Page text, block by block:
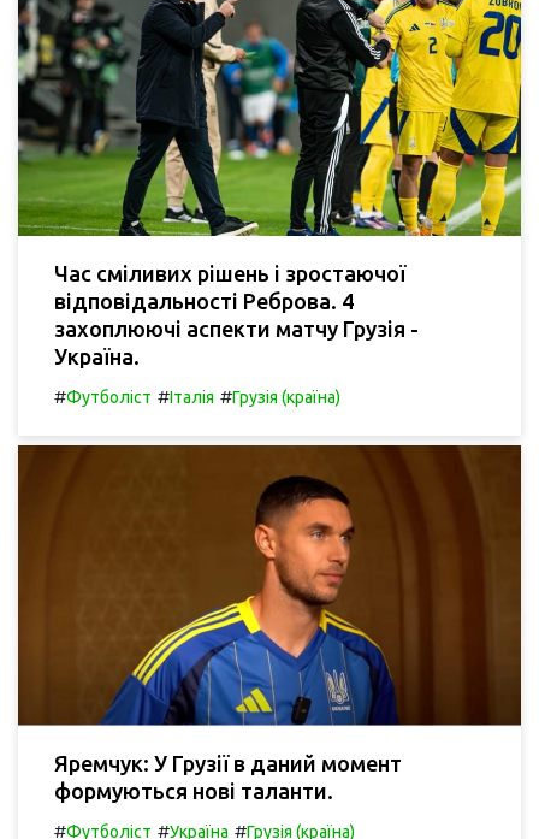
Час сміливих рішень і зростаючої
відповідальності Реброва. 4
захоплюючі аспекти матчу Грузія -
Україна.
#Футболіст #Італія #Грузія (країна)
Яремчук: У Грузії в даний момент
формуються нові таланти.
#Футболіст #Україна #Грузія (країна)